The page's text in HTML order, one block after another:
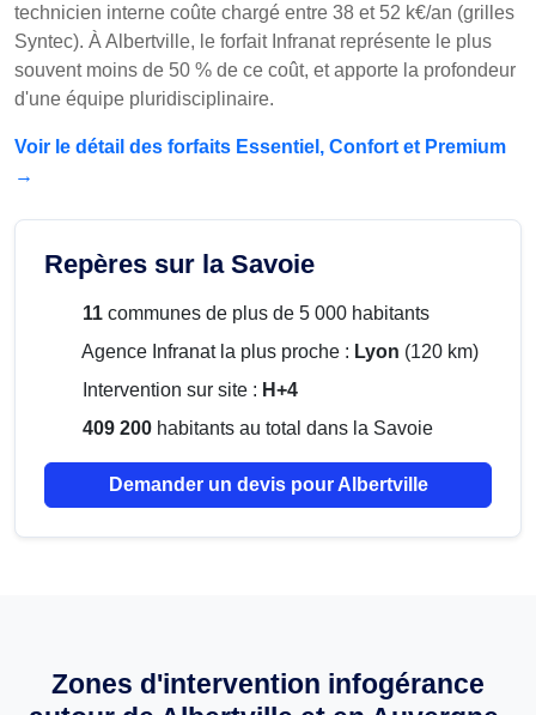
technicien interne coûte chargé entre 38 et 52 k€/an (grilles
Syntec). À Albertville, le forfait Infranat représente le plus
souvent moins de 50 % de ce coût, et apporte la profondeur
d'une équipe pluridisciplinaire.
Voir le détail des forfaits Essentiel, Confort et Premium
→
Repères sur la Savoie
11 communes de plus de 5 000 habitants
Agence Infranat la plus proche : Lyon (120 km)
Intervention sur site : H+4
409 200 habitants au total dans la Savoie
Demander un devis pour Albertville
Zones d'intervention infogérance